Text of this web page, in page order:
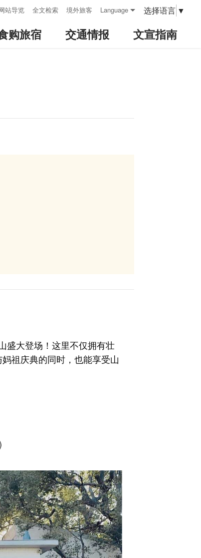
站导览 全文检索 境外旅客 Language 选择语言 ▼
购旅宿 交通情报 文宣指南
盛大登场！这里不仅拥有壮
祖庆典的同时，也能享受山